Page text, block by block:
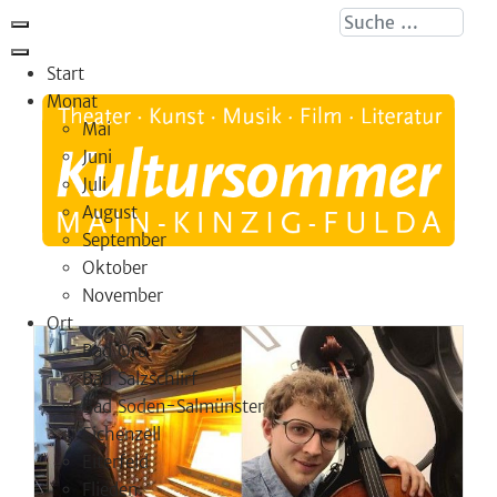
Suche ...
Start
Monat
Mai
Juni
Juli
August
September
Oktober
November
Ort
Bad Orb
Bad Salzschlirf
Bad Soden-Salmünster
Eichenzell
Eiterfeld
Flieden